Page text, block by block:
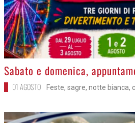
>
Sabato e domenica,
01 AGOSTO Feste, sagre, notte bianca,